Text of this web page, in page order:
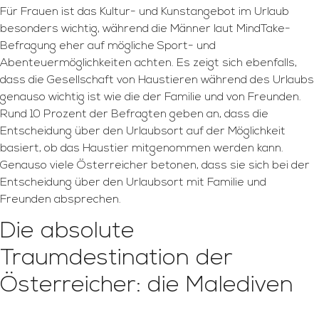
Für Frauen ist das Kultur- und Kunstangebot im Urlaub
besonders wichtig, während die Männer laut MindTake-
Befragung eher auf mögliche Sport- und
Abenteuermöglichkeiten achten. Es zeigt sich ebenfalls,
dass die Gesellschaft von Haustieren während des Urlaubs
genauso wichtig ist wie die der Familie und von Freunden.
Rund 10 Prozent der Befragten geben an, dass die
Entscheidung über den Urlaubsort auf der Möglichkeit
basiert, ob das Haustier mitgenommen werden kann.
Genauso viele Österreicher betonen, dass sie sich bei der
Entscheidung über den Urlaubsort mit Familie und
Freunden absprechen.
Die absolute
Traumdestination der
Österreicher: die Malediven